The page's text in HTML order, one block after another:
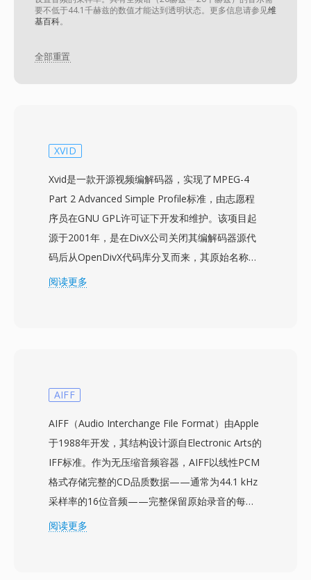
要不低于44.1千赫兹的数值才能达到透明状态。更多信息请参见维
基百科。
全部重置
XVID
Xvid是一款开源视频编解码器，实现了MPEG-4
Part 2 Advanced Simple Profile标准，由志愿程
序员在GNU GPL许可证下开发和维护。该项目起
源于2001年，是在DivX公司关闭其编解码器源代
码后从OpenDivX代码库分叉而来，其原始名称是
DivX的倒写，以此致敬这段历史。Xvid在2000年
部运动估计以及自定义量化矩阵等技术。Xvid编码
MKV、MP4等其他格式中。由于两种编解码器共
享底层的MPEG-4 ASP标准，该编解码器获得了许
多支持DivX播放的独立DVD播放器和媒体设备的
认证。跨平台可用性覆盖Windows、Linux、
macOS和其他操作系统，加上完全免费和开源的
特性，使Xvid成为社区驱动视频编码的基石。虽然
阅读更多
AIFF
AIFF（Audio Interchange File Format）由Apple
于1988年开发，其结构设计源自Electronic Arts的
IFF标准。作为无压缩音频容器，AIFF以线性PCM
格式存储完整的CD品质数据——通常为44.1 kHz
采样率的16位音频——完整保留原始录音的每一
个细节，不进行有损编码。该格式以块结构组织内
阅读更多